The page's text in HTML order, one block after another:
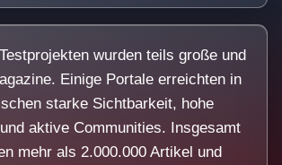
wurden teils große und
Einige Portale erreichten in
starke Sichtbarkeit, hohe
aktive Communities. Insgesamt
mehr als 2.000.000 Artikel und